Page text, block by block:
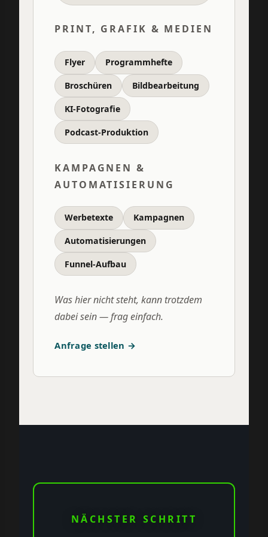
PRINT, GRAFIK & MEDIEN
Flyer Programmhefte
Broschüren Bildbearbeitung
KI-Fotografie
Podcast-Produktion
KAMPAGNEN &
AUTOMATISIERUNG
Werbetexte Kampagnen
Automatisierungen
Funnel-Aufbau
Was hier nicht steht, kann trotzdem
dabei sein — frag einfach.
Anfrage stellen →
NÄCHSTER SCHRITT